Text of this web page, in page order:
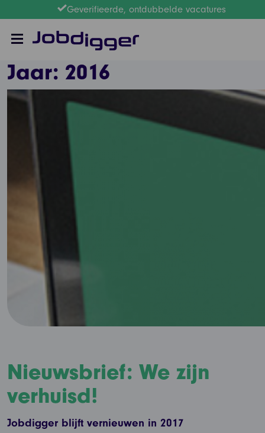
Geverifieerde, ontdubbelde vacatures
Jaar: 2016
Nieuwsbrief: We zijn
verhuisd!
Jobdigger blijft vernieuwen in 2017